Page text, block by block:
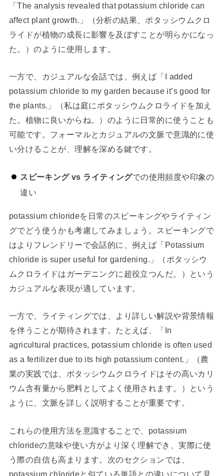
「The analysis revealed that potassium chloride can
affect plant growth.」（分析の結果、ポタッシウムクロ
ライドが植物の成長に影響を及ぼすことが明らかになっ
た。）のように使用します。
一方で、カジュアルな会話では、例えば「I added
potassium chloride to my garden because it’s good for
the plants.」（私は庭にポタッシウムクロライドを加え
た。植物に良いからね。）のように日常的に使うことも
可能です。フォーマルとカジュアルの文脈で意識的に使
い分けることが、理解を深める鍵です。
スピーキング vs ライティングでの使用頻度や印象の
違い
potassium chlorideを日常のスピーキングやライティン
グでどう使うかも考慮してみましょう。スピーキングで
はよりフレンドリーで会話的に、例えば「Potassium
chloride is super useful for gardening.」（ポタッシウ
ムクロライドはガーデニングに超役立つんだ。）という
カジュアルな表現が適しています。
一方で、ライティングでは、より詳しい解説や背景情報
を伴うことが期待されます。たとえば、「In
agricultural practices, potassium chloride is often used
as a fertilizer due to its high potassium content.」（農
業の実践では、ポタッシウムクロライドはその高いカリ
ウム含有量から肥料としてよく使用されます。）という
ように、文脈を詳しく説明することが重要です。
これらの使用方法を意識することで、potassium
chlorideの意味や使い方がより深く理解でき、実際に使
う際の自信も高まります。次のセクションでは、
potassium chlorideと似ている単語との違いについて見